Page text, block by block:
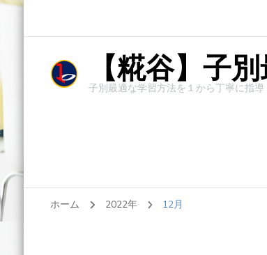
【糀谷】子
子別最適な学習方法を１から丁寧に指導
ホーム 2022年 12月